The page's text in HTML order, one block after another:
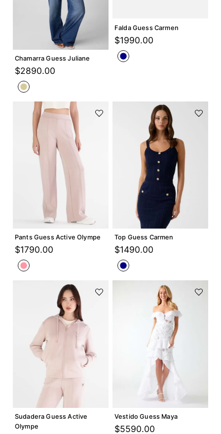
Agregar +
Chamarra Guess Juliane
$2890.00
Falda Guess Carmen
$1990.00
Agregar +
Pants Guess Active Olympe
$1790.00
Agregar +
Top Guess Carmen
$1490.00
Sudadera Guess Active
Olympe
Agregar +
Vestido Guess Maya
$5590.00